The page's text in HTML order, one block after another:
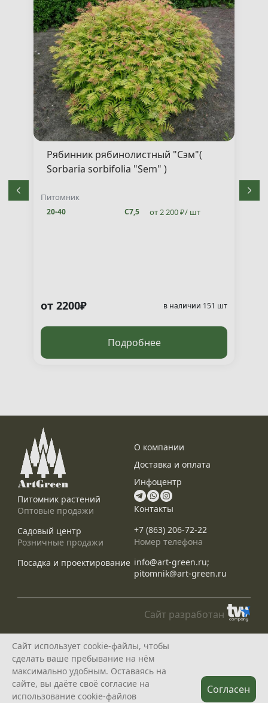
Сайт использует cookie-файлы, чтобы
сделать ваше пребывание на нём
максимально удобным. Оставаясь на
сайте, вы даёте своё согласие на
использование cookie-файлов
Согласен
Рябинник рябинолистный "Сэм"(
Sorbaria sorbifolia "Sem" )
Питомник
20-40 С7,5 от 2 200 ₽/ шт
от 2200₽ в наличии 151 шт
Подробнее
Питомник растений
Оптовые продажи
Садовый центр
Розничные продажи
Посадка и проектирование
О компании
Доставка и оплата
Инфоцентр
Контакты
+7 (863) 206-72-22
Номер телефона
info@art-green.ru;
pitomnik@art-green.ru
© ARTGREEN, 2015-2026
*Данное предложение не является публичной офертой, определяемой
положениями статей 435, 437 Гражданского Кодекса РФ, и носит
исключительно информационный характер
Политика конфедециальности
Сайт разработан